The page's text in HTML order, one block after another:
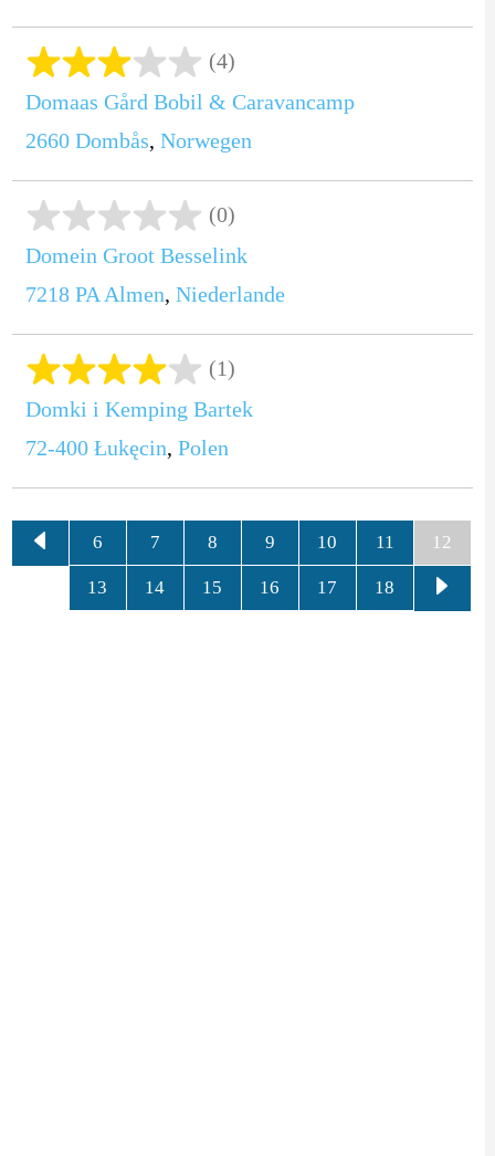
(4)
Domaas Gård Bobil & Caravancamp
2660 Dombås, Norwegen
(0)
Domein Groot Besselink
7218 PA Almen, Niederlande
(1)
Domki i Kemping Bartek
72-400 Łukęcin, Polen
6 7 8 9 10 11 12
13 14 15 16 17 18